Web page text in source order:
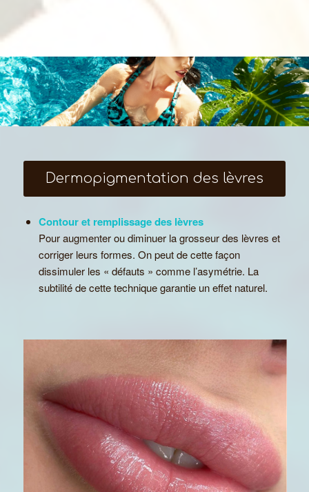
Dermopigmentation des lèvres
Contour et remplissage des lèvres
Pour augmenter ou diminuer la grosseur des lèvres et
corriger leurs formes. On peut de cette façon
dissimuler les « défauts » comme l’asymétrie. La
subtilité de cette technique garantie un effet naturel.